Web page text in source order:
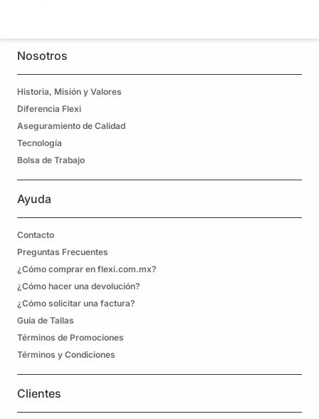
Nosotros
Historia, Misión y Valores
Diferencia Flexi
Aseguramiento de Calidad
Tecnología
Bolsa de Trabajo
Ayuda
Contacto
Preguntas Frecuentes
¿Cómo comprar en flexi.com.mx?
¿Cómo hacer una devolución?
¿Cómo solicitar una factura?
Guía de Tallas
Términos de Promociones
Términos y Condiciones
Clientes